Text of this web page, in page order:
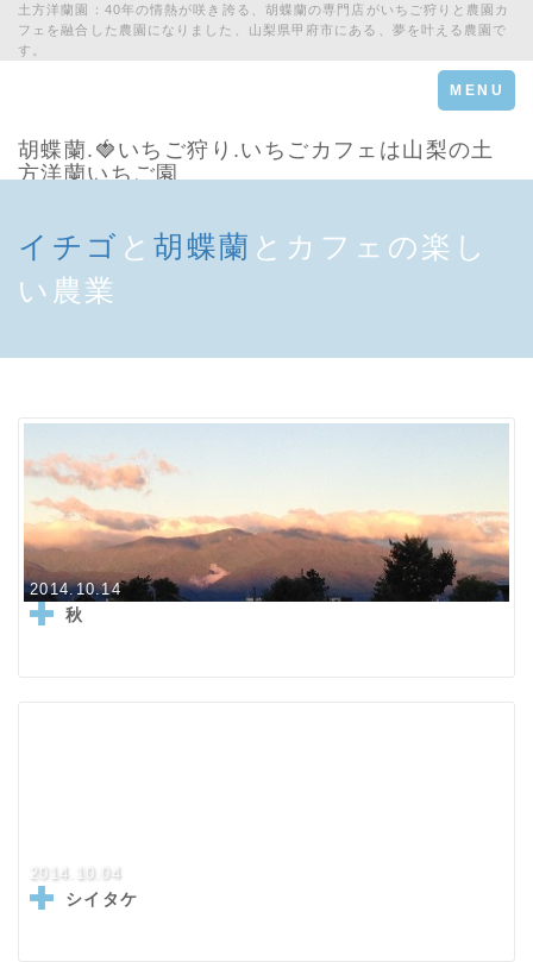
土方洋蘭園：40年の情熱が咲き誇る、胡蝶蘭の専門店がいちご狩りと農園カ
フェを融合した農園になりました、山梨県甲府市にある、夢を叶える農園で
す。
Toggle
navigation
MENU
胡蝶蘭.🍓いちご狩り.いちごカフェは山梨の土
方洋蘭いちご園
イチゴ と 胡蝶蘭 とカフェの楽し
い農業
2014.10.14
秋
2014.10.04
シイタケ